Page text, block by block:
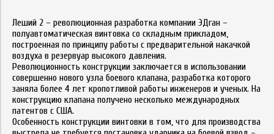
Леший 2 – революционная разработка компании ЭДган –
полуавтоматическая винтовка со складным прикладом,
построенная по принципу работы с предварительной накачкой
воздуха в резервуар высокого давления.
Революционность конструкции заключается в использовании
совершенно нового узла боевого клапана, разработка которого
заняла более 4 лет кропотливой работы инженеров и ученых. На
конструкцию клапана получено несколько международных
патентов с США.
Особенность конструкции винтовки в том, что для производства